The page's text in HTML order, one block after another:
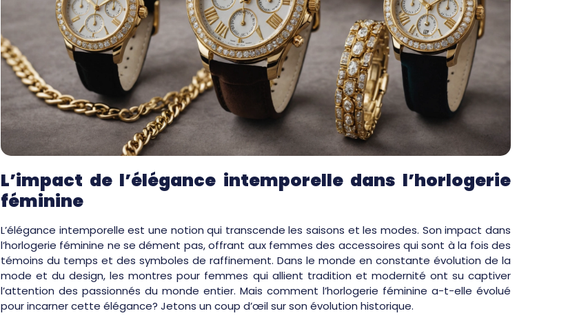
L’impact de l’élégance intemporelle dans l’horlogerie
féminine
L’élégance intemporelle est une notion qui transcende les saisons et les modes. Son impact dans
l’horlogerie féminine ne se dément pas, offrant aux femmes des accessoires qui sont à la fois des
témoins du temps et des symboles de raffinement. Dans le monde en constante évolution de la
mode et du design, les montres pour femmes qui allient tradition et modernité ont su captiver
l’attention des passionnés du monde entier. Mais comment l’horlogerie féminine a-t-elle évolué
pour incarner cette élégance? Jetons un coup d’œil sur son évolution historique.